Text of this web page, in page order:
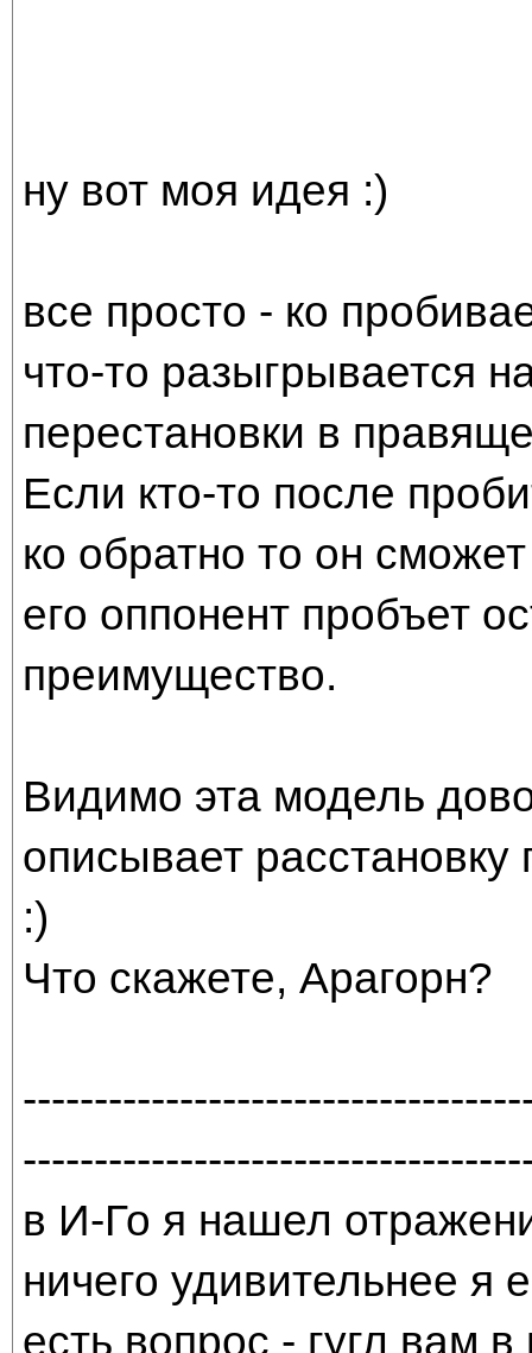
ну вот моя идея :)
все просто - ко
что-то разыгрывается
перестановки в
Если кто-то после
ко обратно то он
его оппонент пробъет
преимущество.
Видимо эта модель
описывает
:)
Что скажете, Арагорн?
в И-Го я нашел
ничего удивительнее я
есть вопрос - гугл вам